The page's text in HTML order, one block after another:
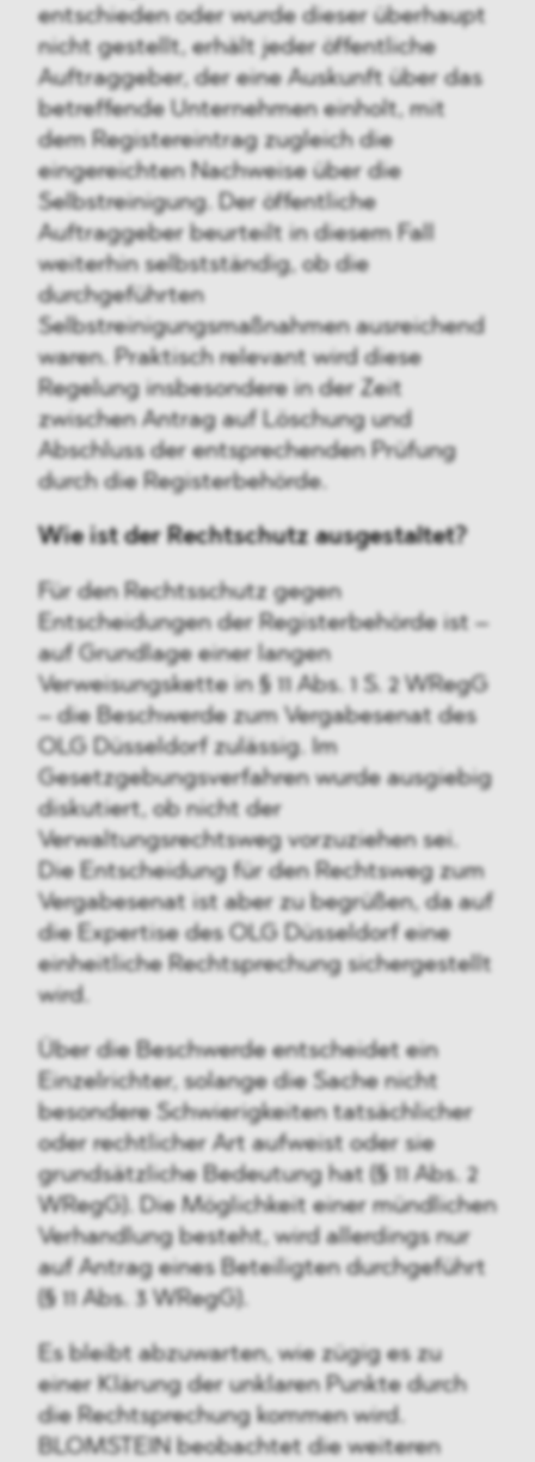
entschieden oder wurde dieser überhaupt
nicht gestellt, erhält jeder öffentliche
Auftraggeber, der eine Auskunft über das
betreffende Unternehmen einholt, mit
dem Registereintrag zugleich die
eingereichten Nachweise über die
Selbstreinigung. Der öffentliche
Auftraggeber beurteilt in diesem Fall
weiterhin selbstständig, ob die
durchgeführten
Selbstreinigungsmaßnahmen ausreichend
waren. Praktisch relevant wird diese
Regelung insbesondere in der Zeit
zwischen Antrag auf Löschung und
Abschluss der entsprechenden Prüfung
durch die Registerbehörde.
Wie ist der Rechtschutz ausgestaltet?
Für den Rechtsschutz gegen
Entscheidungen der Registerbehörde ist –
auf Grundlage einer langen
Verweisungskette in § 11 Abs. 1 S. 2 WRegG
– die Beschwerde zum Vergabesenat des
OLG Düsseldorf zulässig. Im
Gesetzgebungsverfahren wurde ausgiebig
diskutiert, ob nicht der
Verwaltungsrechtsweg vorzuziehen sei.
Die Entscheidung für den Rechtsweg zum
Vergabesenat ist aber zu begrüßen, da auf
die Expertise des OLG Düsseldorf eine
einheitliche Rechtsprechung sichergestellt
wird.
Über die Beschwerde entscheidet ein
Einzelrichter, solange die Sache nicht
besondere Schwierigkeiten tatsächlicher
oder rechtlicher Art aufweist oder sie
grundsätzliche Bedeutung hat (§ 11 Abs. 2
WRegG). Die Möglichkeit einer mündlichen
Verhandlung besteht, wird allerdings nur
auf Antrag eines Beteiligten durchgeführt
(§ 11 Abs. 3 WRegG).
Es bleibt abzuwarten, wie zügig es zu
einer Klärung der unklaren Punkte durch
die Rechtsprechung kommen wird.
BLOMSTEIN beobachtet die weiteren